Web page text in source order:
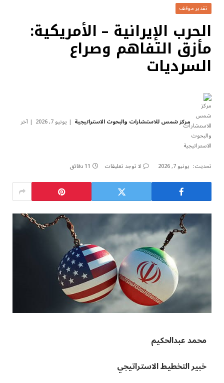
تقدير موقف
الحرب الإيرانية – الأمريكية:
مأزق التفاهم وصراع
السرديات
مركز شمس للاستشارات والبحوث الاستراتيجية يونيو 7, 2026 آخر
تحديث: يونيو 7, 2026 لا توجد تعليقات 11 دقائق
محمد عبدالحكيم
خبير التخطيط الاستراتيجي